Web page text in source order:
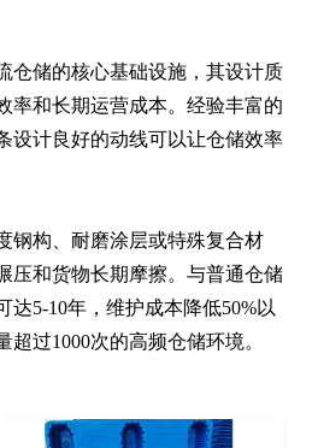
仓储的核心基础设施，其设计质
率和长期运营成本。经验丰富的
设计良好的动线可以让仓储效率
钢构、耐磨涂层或特殊复合材
压和货物长期摩擦。与普通仓储
达5-10年，维护成本降低50%以
超过1000次的高频仓储环境。